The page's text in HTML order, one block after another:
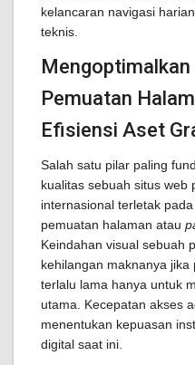
kelancaran navigasi
teknis.
Pemuatan
Efisiensi Aset
Salah satu pilar paling
kualitas sebuah situs web
internasional terletak
pemuatan halaman atau
Keindahan visual sebuah
kehilangan maknanya
terlalu lama hanya untuk
utama. Kecepatan akses
menentukan kepuasan
digital saat ini.